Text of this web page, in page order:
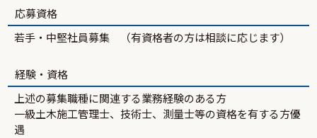
応募資格
若手・中堅社員募集 （有資格者の方は相談に応じます）
経験・資格
上述の募集職種に関連する業務経験のある方
一級土木施工管理士、技術士、測量士等の資格を有する方優
遇